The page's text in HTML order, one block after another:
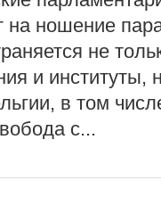
на ношение
не
и институты,
в том
с...